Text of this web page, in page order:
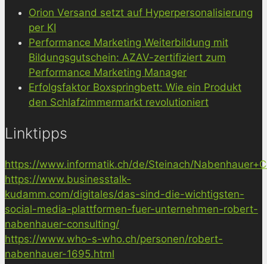
Orion Versand setzt auf Hyperpersonalisierung
per KI
Performance Marketing Weiterbildung mit
Bildungsgutschein: AZAV-zertifiziert zum
Performance Marketing Manager
Erfolgsfaktor Boxspringbett: Wie ein Produkt
den Schlafzimmermarkt revolutioniert
Linktipps
https://www.informatik.ch/de/Steinach/
https://www.businesstalk-
kudamm.com/digitales/das-sind-die-wichtigsten-
social-media-plattformen-fuer-unternehmen-robert-
nabenhauer-consulting/
https://www.who-s-who.ch/personen/robert-
nabenhauer-1695.html